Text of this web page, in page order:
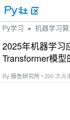
Py学习 » 机器学习
2025年机器学习
Transformer模型
By报告研究所 • 220 次点